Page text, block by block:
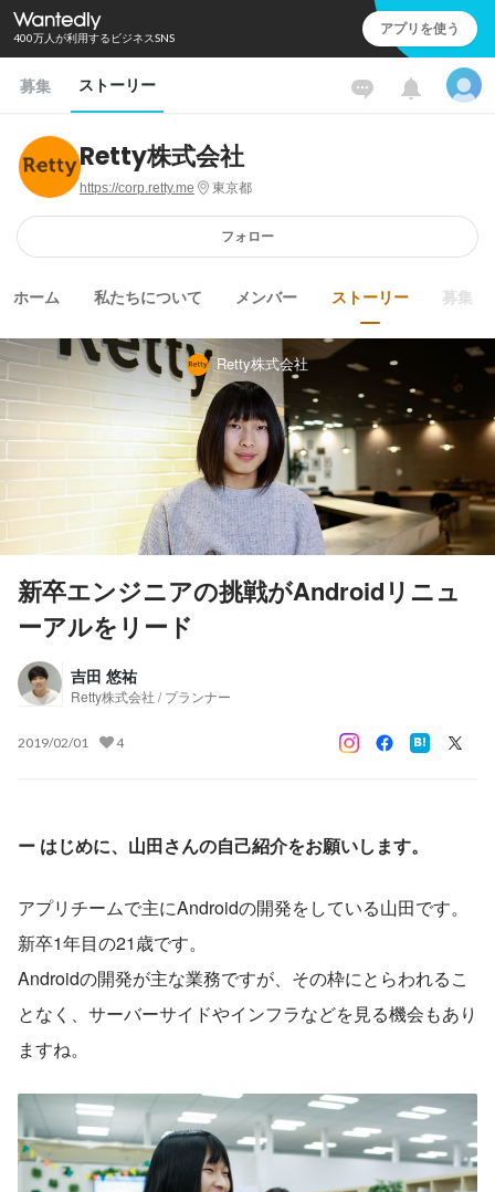
400万人が利用するビジネスSNS アプリを使う
募集 ストーリー
Retty株式会社
https://corp.retty.me 東京都
フォロー
ホーム 私たちについて メンバー ストーリー 募集
Retty株式会社
新卒エンジニアの挑戦がAndroidリニュ
ーアルをリード
吉田 悠祐
Retty株式会社 / プランナー
2019/02/01 4
ー はじめに、山田さんの自己紹介をお願いします。
アプリチームで主にAndroidの開発をしている山田です。
新卒1年目の21歳です。
Androidの開発が主な業務ですが、その枠にとらわれるこ
となく、サーバーサイドやインフラなどを見る機会もあり
ますね。